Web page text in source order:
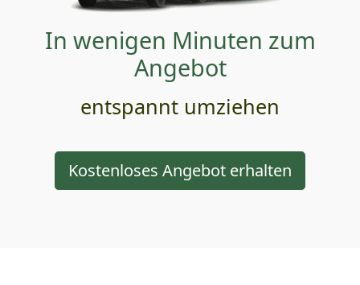
In wenigen Minuten zum
Angebot
entspannt umziehen
Kostenloses Angebot erhalten